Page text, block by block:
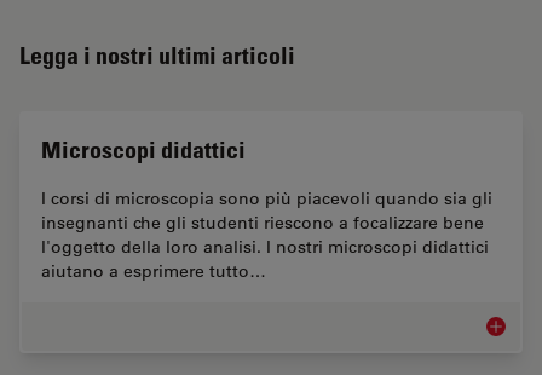
Legga i nostri ultimi articoli
Microscopi didattici
I corsi di microscopia sono più piacevoli quando sia gli
insegnanti che gli studenti riescono a focalizzare bene
l'oggetto della loro analisi. I nostri microscopi didattici
aiutano a esprimere tutto…